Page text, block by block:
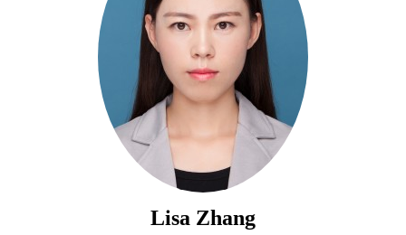
Lisa Zhang